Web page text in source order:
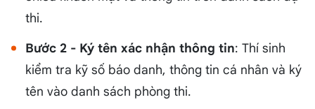
thi.
Bước 2 - Ký tên xác nhận thông tin: Thí sinh
kiểm tra kỹ số báo danh, thông tin cá nhân và ký
tên vào danh sách phòng thi.